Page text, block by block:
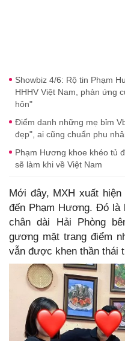
Showbiz 4/6: Rộ tin Phạm
HHHV Việt Nam, phản ứng
hôn"
Điểm danh những mẹ bỉm
đẹp", ai cũng chuẩn phu
Phạm Hương khoe khéo tủ
sẽ làm khi về Việt Nam
Mới đây, MXH xuất
đến Phạm Hương. Đó là
chân dài Hải Phòng
gương mặt trang điểm
vẫn được khen thần thái